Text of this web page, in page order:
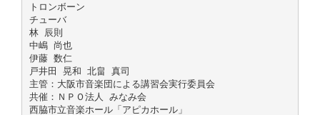
トロンボーン
チューバ
林 辰則
中嶋 尚也
伊藤 数仁
戸井田 晃和 北畠 真司
主管：大阪市音楽団による講習会実行委員会
共催：ＮＰＯ法人 みなみ会